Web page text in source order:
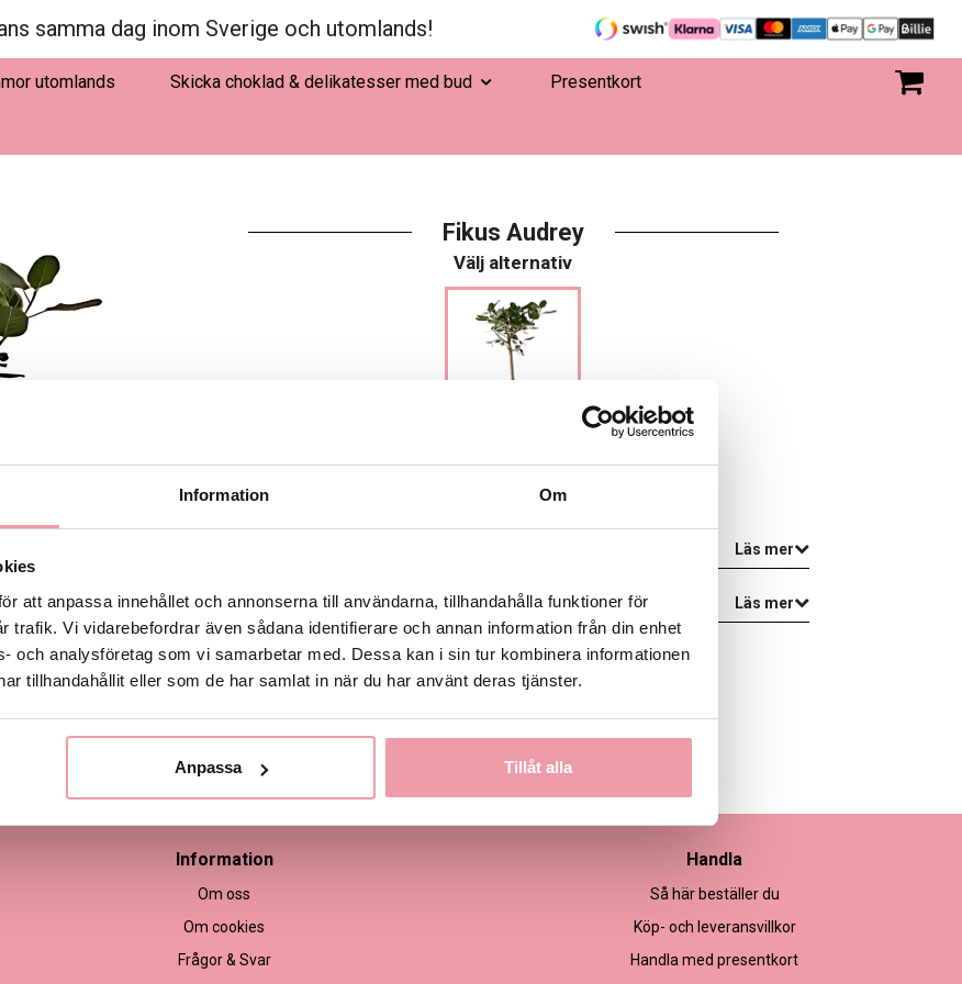
Information Om
att anpassa innehållet och annonserna till användarna, tillhandahålla funktioner för
trafik. Vi vidarebefordrar även sådana identifierare och annan information från din enhet
och analysföretag som vi samarbetar med. Dessa kan i sin tur kombinera informationen
tillhandahållit eller som de har samlat in när du har använt deras tjänster.
Anpassa Tillåt alla
samma dag inom Sverige och utomlands!
utomlands Skicka choklad & delikatesser med bud Presentkort
Fikus Audrey
Välj alternativ
LÄGG I VARUKORGEN
Läs mer
Leveransinformation Läs mer
Information
Om oss
Om cookies
Frågor & Svar
Handla
Så här beställer du
Köp- och leveransvillkor
Handla med presentkort